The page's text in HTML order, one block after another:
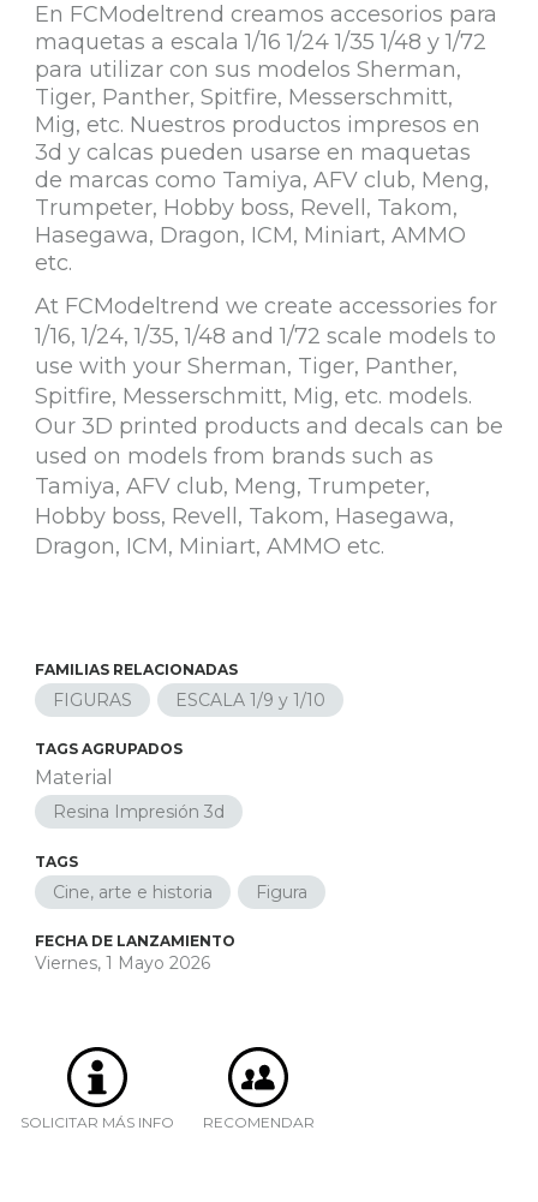
En FCModeltrend creamos accesorios para
maquetas a escala 1/16 1/24 1/35 1/48 y 1/72
para utilizar con sus modelos Sherman,
Tiger, Panther, Spitfire, Messerschmitt,
Mig, etc. Nuestros productos impresos en
3d y calcas pueden usarse en maquetas
de marcas como Tamiya, AFV club, Meng,
Trumpeter, Hobby boss, Revell, Takom,
Hasegawa, Dragon, ICM, Miniart, AMMO
etc.
At FCModeltrend we create accessories for
1/16, 1/24, 1/35, 1/48 and 1/72 scale models to
use with your Sherman, Tiger, Panther,
Spitfire, Messerschmitt, Mig, etc. models.
Our 3D printed products and decals can be
used on models from brands such as
Tamiya, AFV club, Meng, Trumpeter,
Hobby boss, Revell, Takom, Hasegawa,
Dragon, ICM, Miniart, AMMO etc.
FAMILIAS RELACIONADAS
FIGURAS ESCALA 1/9 y 1/10
TAGS AGRUPADOS
Material
Resina Impresión 3d
TAGS
Cine, arte e historia Figura
FECHA DE LANZAMIENTO
Viernes, 1 Mayo 2026
SOLICITAR MÁS INFO RECOMENDAR